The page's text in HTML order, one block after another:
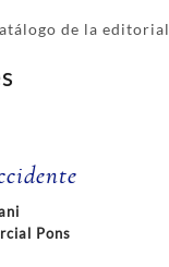
de la editorial
Pons